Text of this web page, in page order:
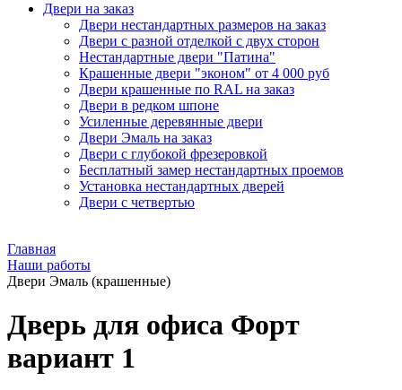
Двери на заказ
Двери нестандартных размеров на заказ
Двери с разной отделкой с двух сторон
Нестандартные двери "Патина"
Крашенные двери "эконом" от 4 000 руб
Двери крашенные по RAL на заказ
Двери в редком шпоне
Усиленные деревянные двери
Двери Эмаль на заказ
Двери с глубокой фрезеровкой
Бесплатный замер нестандартных проемов
Установка нестандартных дверей
Двери с четвертью
Главная
Наши работы
Двери Эмаль (крашенные)
Дверь для офиса Форт
вариант 1